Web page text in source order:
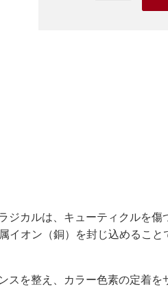
ジカルは、キューティクルを
イオン（銅）を封じ込めるこ
を整え、カラー色素の定着